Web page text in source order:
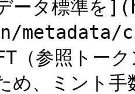
ータ標準
（参照トー
め、ミント